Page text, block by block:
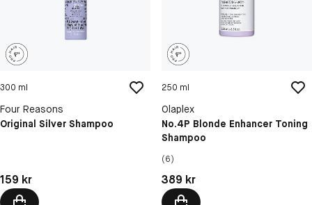
300 ml
Four Reasons
Original Silver Shampoo
Pris: 159 kr
159 kr
250 ml
Olaplex
No.4P Blonde Enhancer Toning
Shampoo
(6)
Pris: 389 kr
389 kr